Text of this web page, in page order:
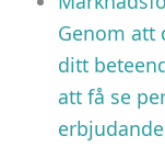
Genom att
ditt
att få se